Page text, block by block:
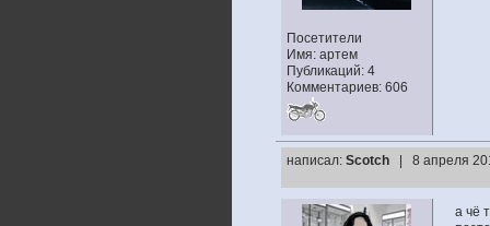
Посетители
Имя: артем
Публикаций: 4
Комментариев: 606
написал: Scotch | 8 апреля
а чё